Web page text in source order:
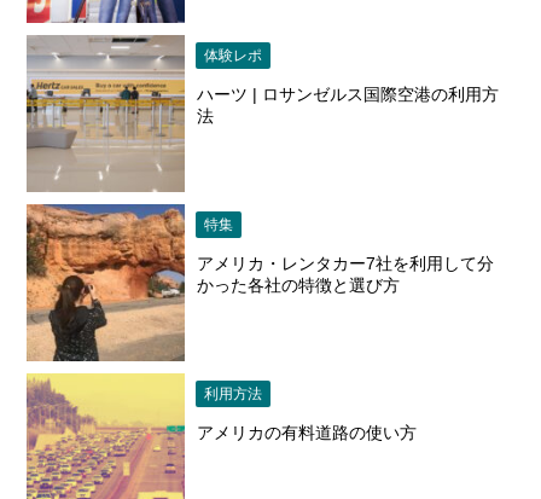
体験レポ
ハーツ | ロサンゼルス国際空港の利用方
法
特集
アメリカ・レンタカー7社を利用して分
かった各社の特徴と選び方
利用方法
アメリカの有料道路の使い方